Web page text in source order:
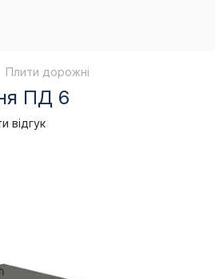
Плити дорожні
ПД 6
відгук